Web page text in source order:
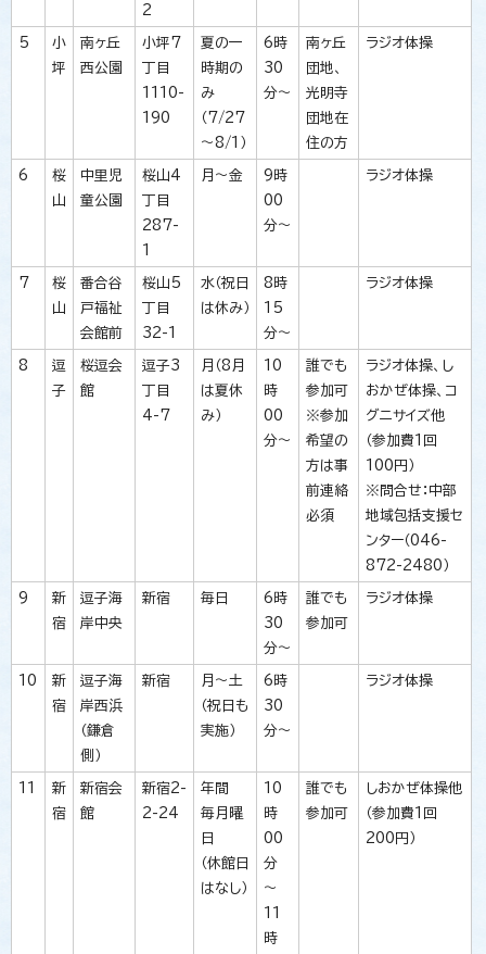
2
5
小
坪
南ヶ丘
西公園
小坪7
丁目
1110-
190
夏の一
時期の
み
（7/27
～8/1）
6時
30
分～
南ヶ丘
団地、
光明寺
団地在
住の方
ラジオ体操
6
桜
山
中里児
童公園
桜山4
丁目
287-
1
月～金
9時
00
分～
ラジオ体操
7
桜
山
番合谷
戸福祉
会館前
桜山5
丁目
32-1
水（祝日
は休み）
8時
15
分～
ラジオ体操
8
逗
子
桜逗会
館
逗子3
丁目
4-7
月（8月
は夏休
み）
10
時
00
分～
誰でも
参加可
※参加
希望の
方は事
前連絡
必須
ラジオ体操、し
おかぜ体操、コ
グニサイズ他
（参加費1回
100円）
※問合せ：中部
地域包括支援セ
ンター（046-
872-2480）
9
新
宿
逗子海
岸中央
新宿 毎日
6時
30
分～
誰でも
参加可
ラジオ体操
10
新
宿
逗子海
岸西浜
（鎌倉
側）
新宿
月～土
（祝日も
実施）
6時
30
分～
ラジオ体操
11
新
宿
新宿会
館
新宿2-
2-24
年間
毎月曜
日
（休館日
はなし）
10
時
00
分
～
11
時
誰でも
参加可
しおかぜ体操他
（参加費1回
200円）